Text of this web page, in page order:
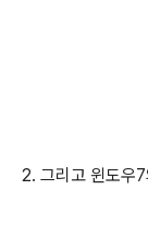
2. 그리고 윈도우